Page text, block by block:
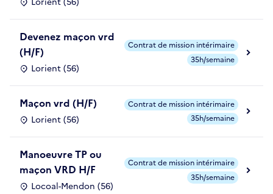
Devenez maçon vrd
(H/F)
Lorient (56)
Contrat de mission intérimaire
35h/semaine
Maçon vrd (H/F)
Lorient (56)
Contrat de mission intérimaire
35h/semaine
Manoeuvre TP ou
maçon VRD H/F
Locoal-Mendon (56)
Contrat de mission intérimaire
35h/semaine